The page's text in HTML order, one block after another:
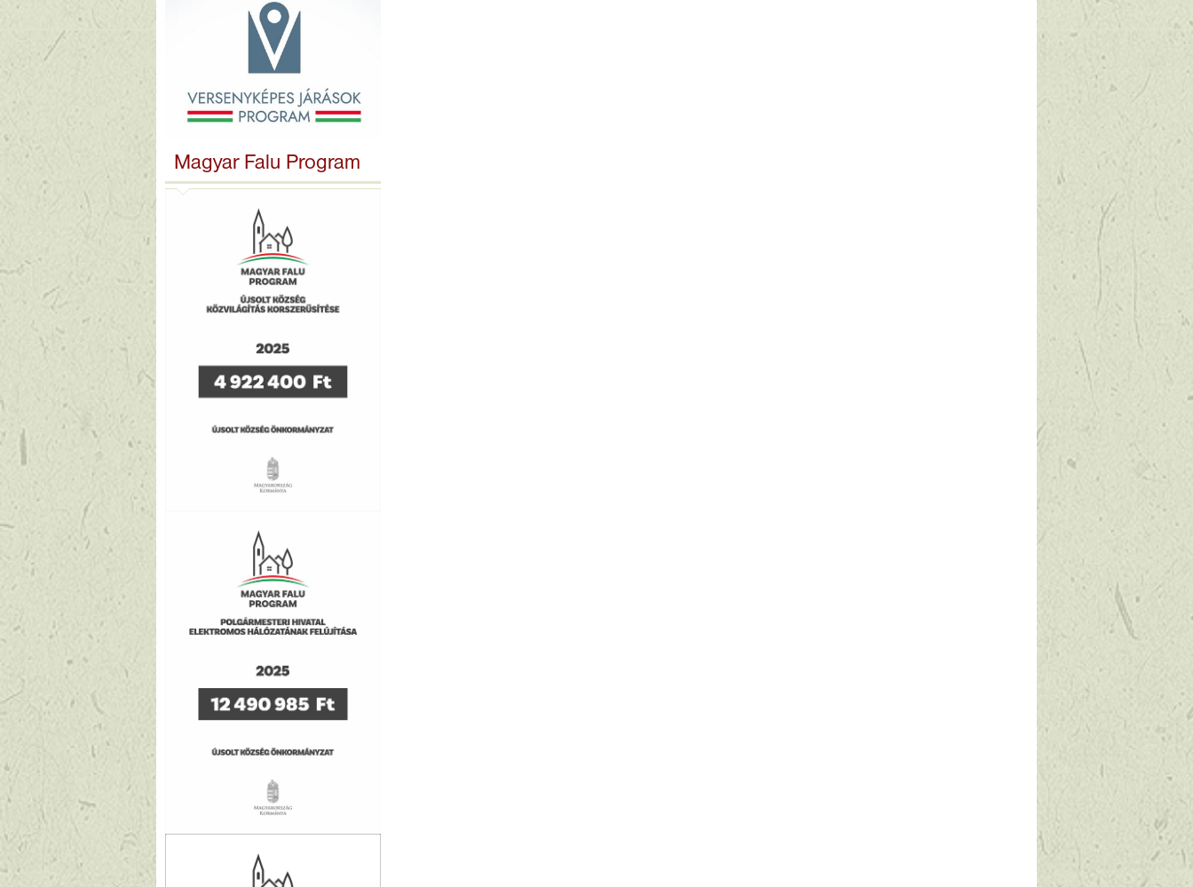
Magyar Falu Program